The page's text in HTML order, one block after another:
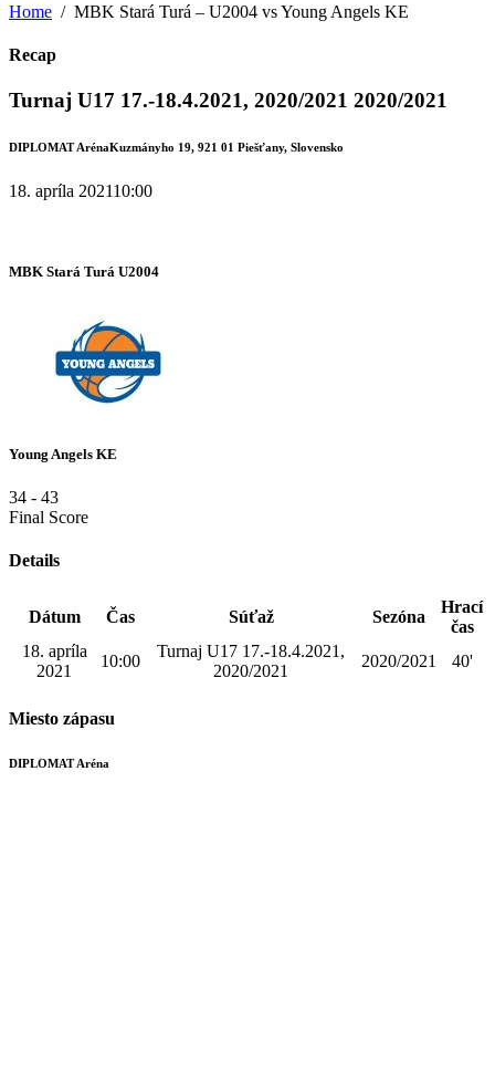
Home MBK Stará Turá – U2004 vs Young Angels KE
Recap
Turnaj U17 17.-18.4.2021, 2020/2021 2020/2021
DIPLOMAT ArénaKuzmányho 19, 921 01 Piešťany, Slovensko
18. apríla 202110:00
MBK Stará Turá U2004
Young Angels KE
34 - 43
Final Score
Details
Dátum Čas Súťaž Sezóna
Hrací
čas
18. apríla
2021
10:00
Turnaj U17 17.-18.4.2021,
2020/2021
2020/2021 40'
Miesto zápasu
DIPLOMAT Aréna